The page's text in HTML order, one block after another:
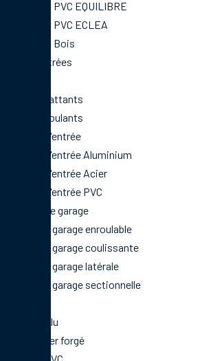
Fenêtres PVC EQUILIBRE
Fenêtres PVC ECLEA
Fenêtres Bois
Baies Vitrées
Volets Battants
Volets Roulants
Portes d'entrée
Portes d'entrée Aluminium
Portes d'entrée Acier
Portes d'entrée PVC
Portes de garage
Porte de garage enroulable
Porte de garage coulissante
Porte de garage latérale
Porte de garage sectionnelle
Portail Alu
Portail Fer forgé